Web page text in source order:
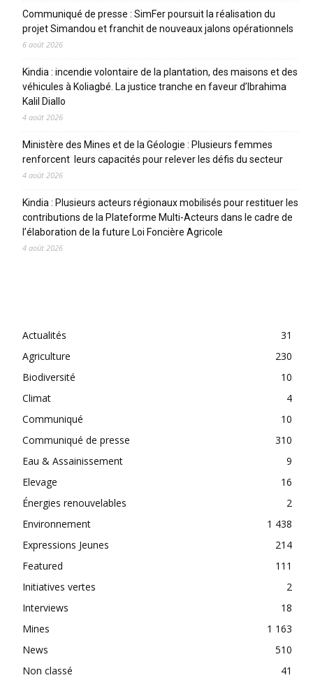
Communiqué de presse : SimFer poursuit la réalisation du
projet Simandou et franchit de nouveaux jalons opérationnels
6 août 2026
Kindia : incendie volontaire de la plantation, des maisons et des
véhicules à Koliagbé. La justice tranche en faveur d’Ibrahima
Kalil Diallo
4 août 2026
Ministère des Mines et de la Géologie : Plusieurs femmes
renforcent leurs capacités pour relever les défis du secteur
4 août 2026
Kindia : Plusieurs acteurs régionaux mobilisés pour restituer les
contributions de la Plateforme Multi-Acteurs dans le cadre de
l’élaboration de la future Loi Foncière Agricole
4 août 2026
Actualités
31
Agriculture
230
Biodiversité
10
Climat
4
Communiqué
10
Communiqué de presse
310
Eau & Assainissement
9
Elevage
16
Énergies renouvelables
2
Environnement
1 438
Expressions Jeunes
214
Featured
111
Initiatives vertes
2
Interviews
18
Mines
1 163
News
510
Non classé
41